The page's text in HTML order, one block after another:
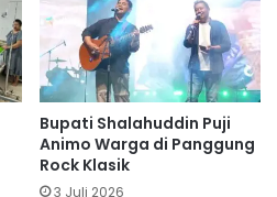
Bupati Shalahuddin Puji
Animo Warga di Panggung
Rock Klasik
3 Juli 2026